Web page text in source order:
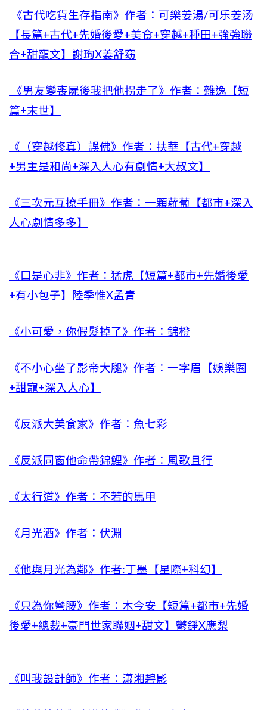
《古代吃貨生存指南》作者：可樂姜湯/可乐姜汤
【長篇+古代+先婚後愛+美食+穿越+種田+強強聯
合+甜寵文】謝珣X姜舒窈
《男友變喪屍後我把他拐走了》作者：雜逸【短
篇+末世】
《（穿越修真）誤佛》作者：扶華【古代+穿越
+男主是和尚+深入人心有劇情+大叔文】
《三次元互撩手冊》作者：一顆蘿蔔【都市+深入
人心劇情多多】
《口是心非》作者：猛虎【短篇+都市+先婚後愛
+有小包子】陸季惟X孟青
《小可愛，你假髮掉了》作者：錦橙
《不小心坐了影帝大腿》作者：一字眉【娛樂圈
+甜寵+深入人心】
《反派大美食家》作者：魚七彩
《反派同窗他命帶錦鯉》作者：風歌且行
《太行道》作者：不若的馬甲
《月光酒》作者：伏淵
《他與月光為鄰》作者:丁墨【星際+科幻】
《只為你彎腰》作者：木今安【短篇+都市+先婚
後愛+總裁+豪門世家聯姻+甜文】鬱錚X應梨
《叫我設計師》作者：瀟湘碧影